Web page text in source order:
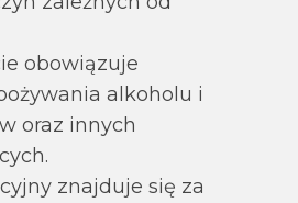
obowiązuje
alkoholu i
oraz innych
znajduje się za